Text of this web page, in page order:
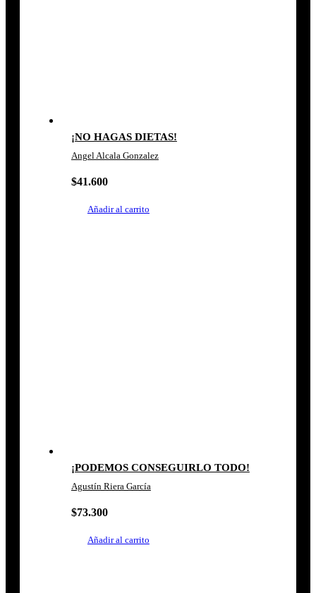
¡NO HAGAS DIETAS!
Angel Alcala Gonzalez
$41.600
Añadir al carrito
¡PODEMOS CONSEGUIRLO TODO!
Agustín Riera García
$73.300
Añadir al carrito